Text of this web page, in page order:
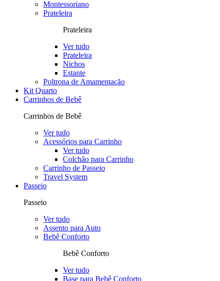
Montessoriano
Prateleira
Prateleira
Ver tudo
Prateleira
Nichos
Estante
Poltrona de Amamentação
Kit Quarto
Carrinhos de Bebê
Carrinhos de Bebê
Ver tudo
Acessórios para Carrinho
Ver tudo
Colchão para Carrinho
Carrinho de Passeio
Travel System
Passeio
Passeio
Ver tudo
Assento para Auto
Bebê Conforto
Bebê Conforto
Ver tudo
Base para Bebê Conforto